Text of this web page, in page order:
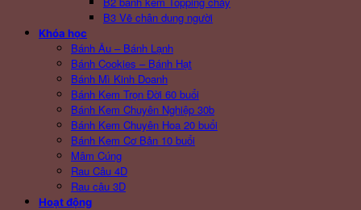
B3 Vẽ chân dung người
Khóa học
Bánh Âu – Bánh Lạnh
Bánh Cookies – Bánh Hạt
Bánh Mì Kinh Doanh
Bánh Kem Trọn Đời 60 buổi
Bánh Kem Chuyên Nghiệp 30b
Bánh Kem Chuyên Hoa 20 buổi
Bánh Kem Cơ Bản 10 buổi
Mâm Cúng
Rau Câu 4D
Rau câu 3D
Hoạt động